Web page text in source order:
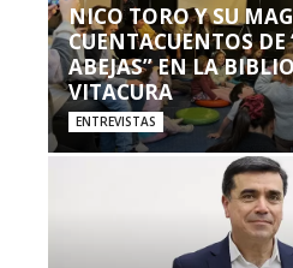
NICO TORO Y SU
CUENTACUENTOS
ABEJAS” EN LA
VITACURA
ENTREVISTAS